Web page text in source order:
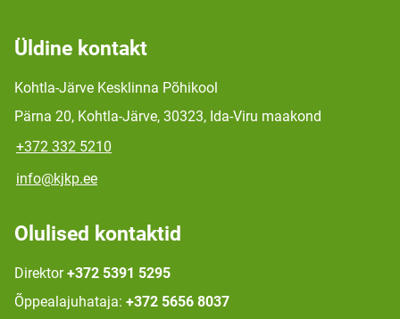
Üldine kontakt
Kohtla-Järve Kesklinna Põhikool
Pärna 20, Kohtla-Järve, 30323, Ida-Viru maakond
+372 332 5210
info@kjkp.ee
Olulised kontaktid
Direktor +372 5391 5295
Õppealajuhataja: +372 5656 8037